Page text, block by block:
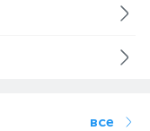
все